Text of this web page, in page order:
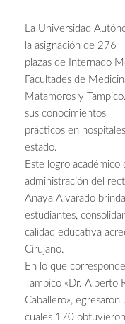
La Universidad
la asignación de 276
plazas de Internado
Facultades de
Matamoros y
sus conocimientos
prácticos en
estado.
Este logro académico
administración del
Anaya Alvarado
estudiantes,
calidad educativa
Cirujano.
En lo que
Tampico «Dr. Alberto
Caballero»,
cuales 170